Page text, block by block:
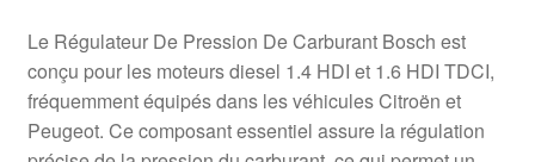
Le Régulateur De Pression De Carburant Bosch est
conçu pour les moteurs diesel 1.4 HDI et 1.6 HDI TDCI,
fréquemment équipés dans les véhicules Citroën et
Peugeot. Ce composant essentiel assure la régulation